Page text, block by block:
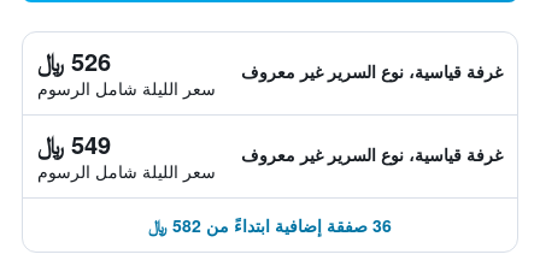
غرفة قياسية، نوع السرير غير معروف 526 ﷼
سعر الليلة شامل الرسوم
غرفة قياسية، نوع السرير غير معروف 549 ﷼
سعر الليلة شامل الرسوم
36 صفقة إضافية ابتداءً من 582 ﷼